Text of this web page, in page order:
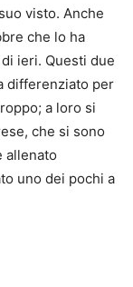
visto. Anche
che lo ha
ieri. Questi due
differenziato per
a loro si
che si sono
allenato
uno dei pochi a